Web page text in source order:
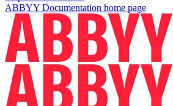
ABBYY Documentation home page